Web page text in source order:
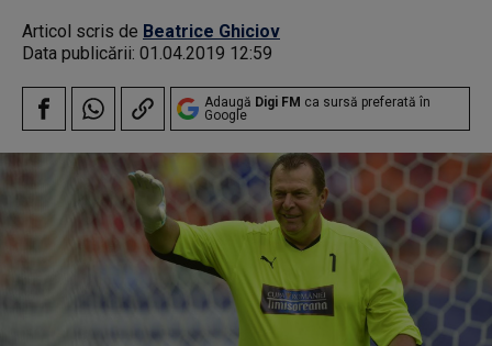
Articol scris de Beatrice Ghiciov
Data publicării: 01.04.2019 12:59
Adaugă Digi FM ca sursă preferată în
Google